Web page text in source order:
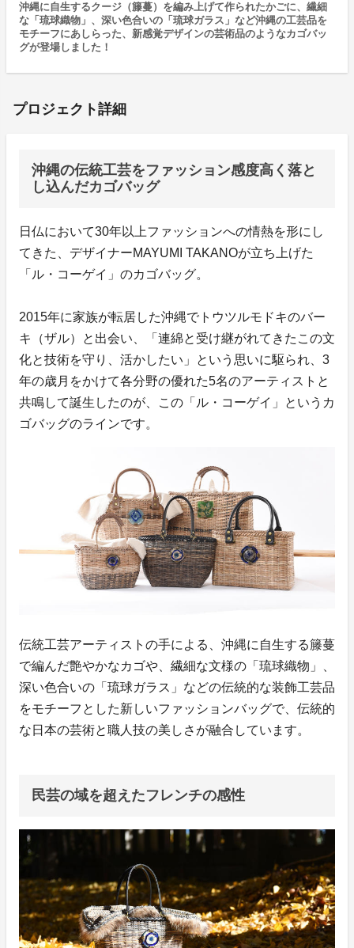
沖縄に自生するクージ（籐蔓）を編み上げて作られたかごに、繊細
な「琉球織物」、深い色合いの「琉球ガラス」など沖縄の工芸品を
モチーフにあしらった、新感覚デザインの芸術品のようなカゴバッ
グが登場しました！
プロジェクト詳細
沖縄の伝統工芸をファッション感度高く落と
し込んだカゴバッグ
日仏において30年以上ファッションへの情熱を形にし
てきた、デザイナーMAYUMI TAKANOが立ち上げた
「ル・コーゲイ」のカゴバッグ。
2015年に家族が転居した沖縄でトウツルモドキのバー
キ（ザル）と出会い、「連綿と受け継がれてきたこの文
化と技術を守り、活かしたい」という思いに駆られ、3
年の歳月をかけて各分野の優れた5名のアーティストと
共鳴して誕生したのが、この「ル・コーゲイ」というカ
ゴバッグのラインです。
伝統工芸アーティストの手による、沖縄に自生する籐蔓
で編んだ艶やかなカゴや、繊細な文様の「琉球織物」、
深い色合いの「琉球ガラス」などの伝統的な装飾工芸品
をモチーフとした新しいファッションバッグで、伝統的
な日本の芸術と職人技の美しさが融合しています。
民芸の域を超えたフレンチの感性